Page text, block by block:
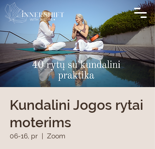
Kundalini Jogos rytai
moterims
06-16, pr Zoom